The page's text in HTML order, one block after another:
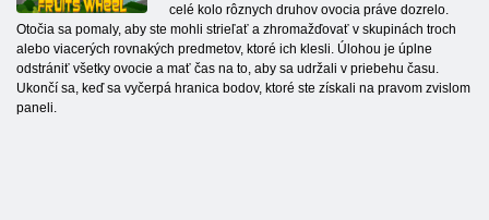
celé kolo rôznych druhov ovocia práve dozrelo.
Otočia sa pomaly, aby ste mohli strieľať a zhromažďovať v skupinách troch
alebo viacerých rovnakých predmetov, ktoré ich klesli. Úlohou je úplne
odstrániť všetky ovocie a mať čas na to, aby sa udržali v priebehu času.
Ukončí sa, keď sa vyčerpá hranica bodov, ktoré ste získali na pravom zvislom
paneli.